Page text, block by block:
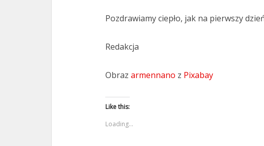
Pozdrawiamy ciepło, jak na pierwszy
Redakcja
Obraz armennano z Pixabay
Like this:
Loading...